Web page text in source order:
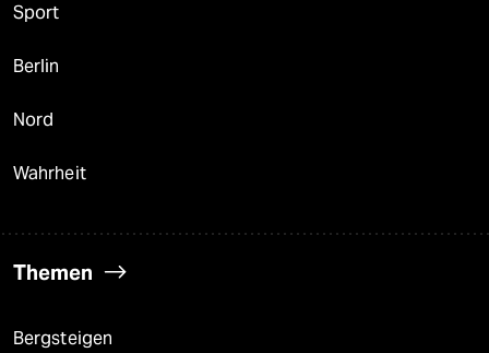
Sport
Berlin
Nord
Wahrheit
Themen
Bergsteigen